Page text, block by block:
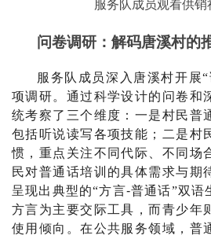
服务队成员观看供销
问卷调研：解码唐溪村的
服务队 成员深入唐溪村开展“
项调研。通过科学设计的问卷和
统考察了三个维度：一是村民普
包括听说读写各项技能；二是村
惯，重点关注不同代际、不同场
民对普通话培训的具体需求与期
呈现出典型的“方言-普通话”双语
方言为主要交际工具，而青少年
使用倾向。在公共服务领域，普